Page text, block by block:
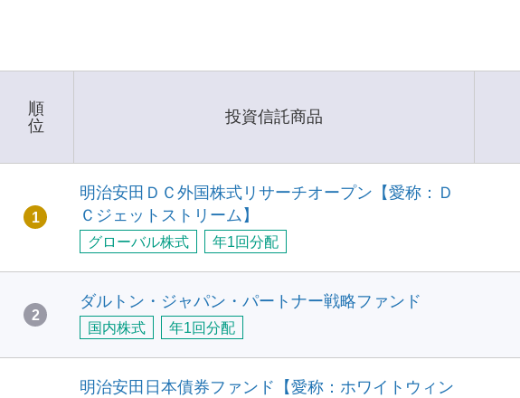
順
位
投資信託商品
1
明治安田ＤＣ外国株式リサーチオープン【愛称：Ｄ
Ｃジェットストリーム】
グローバル株式 年1回分配
2
ダルトン・ジャパン・パートナー戦略ファンド
国内株式 年1回分配
明治安田日本債券ファンド【愛称：ホワイトウィン